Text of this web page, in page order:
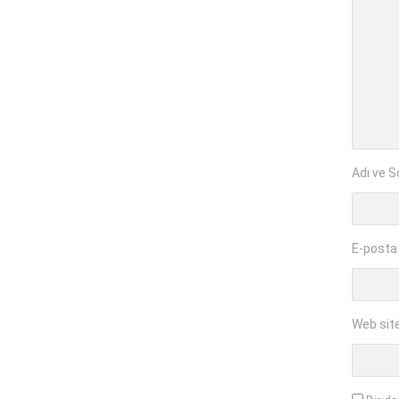
Adı ve
E-
Web